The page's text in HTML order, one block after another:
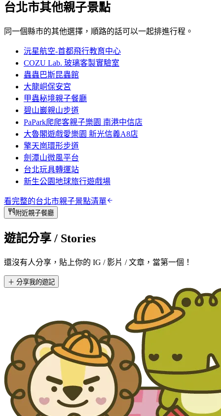
台北市其他親子景點
同一個縣市的其他選擇，順路的話可以一起排進行程。
沅星航空-首都飛行教育中心
COZU Lab. 玻璃客製實驗室
蟲蟲巴斯昆蟲館
大龍峒保安宮
甲蟲秘境親子餐廳
碧山巖親山步道
PaPark爬爬客親子樂園 南港中信店
大魯閣遊戲愛樂園 新光信義A8店
擎天崗環形步道
劍潭山微風平台
台北玩具轉運站
新生公園地球旅行遊戲場
看完整的台北市親子景點清單
附近親子餐廳
遊記分享 / Stories
還沒有人分享，貼上你的 IG / 影片 / 文章，當第一個！
＋ 分享我的遊記